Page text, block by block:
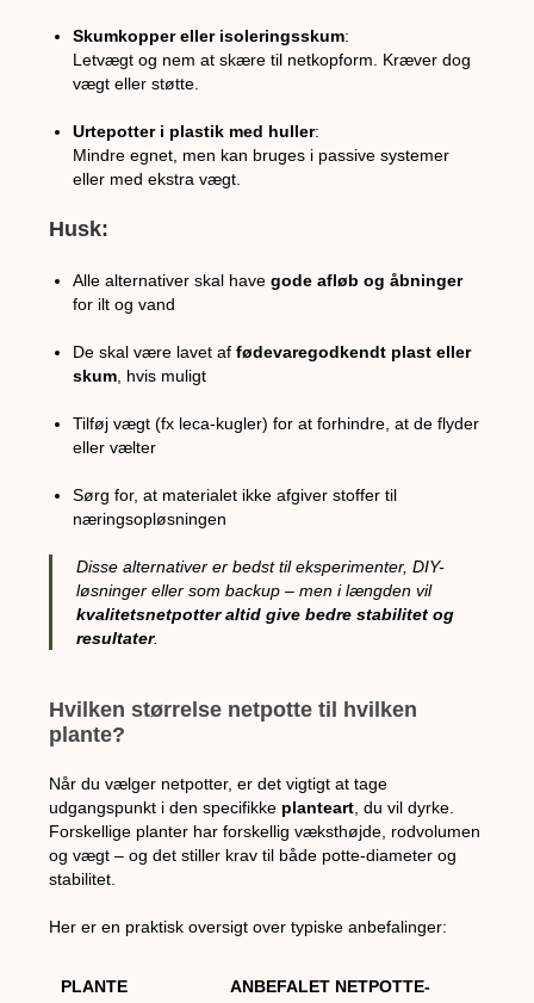
Skumkopper eller isoleringsskum:
Letvægt og nem at skære til netkopform. Kræver dog
vægt eller støtte.
Urtepotter i plastik med huller:
Mindre egnet, men kan bruges i passive systemer
eller med ekstra vægt.
Husk:
Alle alternativer skal havegode afløb og åbninger
for ilt og vand
De skal være lavet affødevaregodkendt plast eller
skum , hvis muligt
Tilføj vægt (fx leca-kugler) for at forhindre, at de flyder
eller vælter
Sørg for, at materialet ikke afgiver stoffer til
næringsopløsningen
Disse alternativer er bedst til eksperimenter, DIY-
løsninger eller som backup – men i længden vil
kvalitetsnetpotter altid give bedre stabilitet og
resultater.
Hvilken størrelse netpotte til hvilken
plante?
Når du vælger netpotter, er det vigtigt at tage
udgangspunkt i den specifikke planteart , du vil dyrke.
Forskellige planter har forskellig væksthøjde, rodvolumen
og vægt – og det stiller krav til både potte-diameter og
stabilitet.
Her er en praktisk oversigt over typiske anbefalinger:
PLANTE
ANBEFALET NETPOTTE-